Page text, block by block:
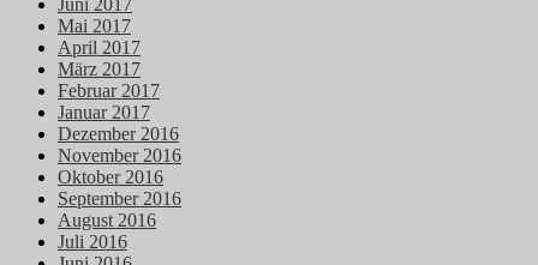
Mai 2017
April 2017
März 2017
Februar 2017
Januar 2017
Dezember 2016
November 2016
Oktober 2016
September 2016
August 2016
Juli 2016